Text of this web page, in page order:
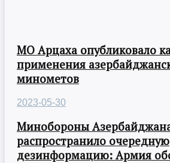
МО Арцаха опубликовало
применения
минометов
2023-05-30
Минобороны
распространило очередную
дезинформацию: Армия